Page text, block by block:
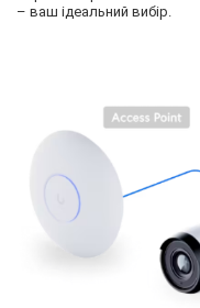
– ваш ідеальний вибір.